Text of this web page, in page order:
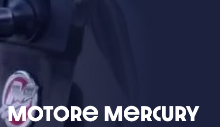
Motore Mercury